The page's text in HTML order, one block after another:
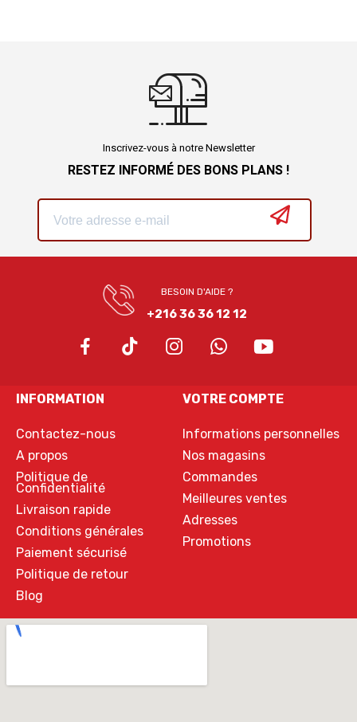
Inscrivez-vous à notre Newsletter
RESTEZ INFORMÉ DES BONS PLANS !
BESOIN D'AIDE ?
+216 36 36 12 12
INFORMATION
Contactez-nous
A propos
Politique de
Confidentialité
Livraison rapide
Conditions générales
Paiement sécurisé
Politique de retour
Blog
VOTRE COMPTE
Informations personnelles
Nos magasins
Commandes
Meilleures ventes
Adresses
Promotions